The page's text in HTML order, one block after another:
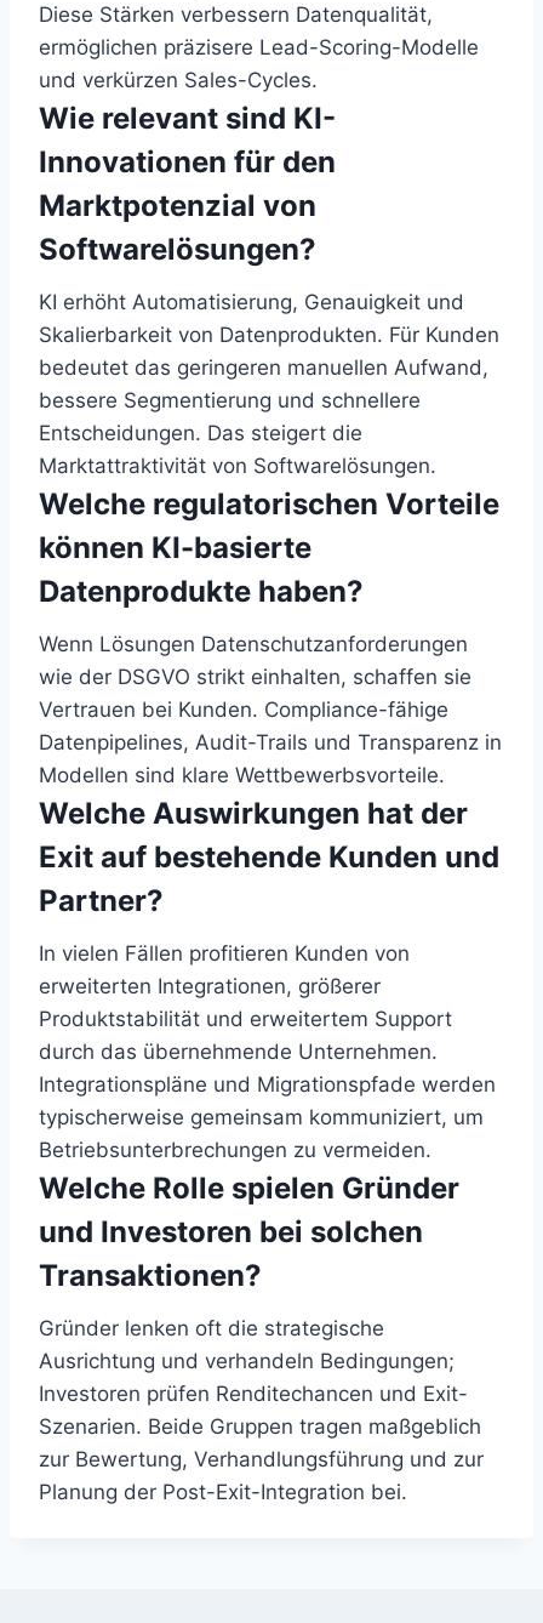
Diese Stärken verbessern Datenqualität,
ermöglichen präzisere Lead-Scoring-Modelle
und verkürzen Sales-Cycles.
Wie relevant sind KI-
Innovationen für den
Marktpotenzial von
Softwarelösungen?
KI erhöht Automatisierung, Genauigkeit und
Skalierbarkeit von Datenprodukten. Für Kunden
bedeutet das geringeren manuellen Aufwand,
bessere Segmentierung und schnellere
Entscheidungen. Das steigert die
Marktattraktivität von Softwarelösungen.
Welche regulatorischen Vorteile
können KI-basierte
Datenprodukte haben?
Wenn Lösungen Datenschutzanforderungen
wie der DSGVO strikt einhalten, schaffen sie
Vertrauen bei Kunden. Compliance-fähige
Datenpipelines, Audit-Trails und Transparenz in
Modellen sind klare Wettbewerbsvorteile.
Welche Auswirkungen hat der
Exit auf bestehende Kunden und
Partner?
In vielen Fällen profitieren Kunden von
erweiterten Integrationen, größerer
Produktstabilität und erweitertem Support
durch das übernehmende Unternehmen.
Integrationspläne und Migrationspfade werden
typischerweise gemeinsam kommuniziert, um
Betriebsunterbrechungen zu vermeiden.
Welche Rolle spielen Gründer
und Investoren bei solchen
Transaktionen?
Gründer lenken oft die strategische
Ausrichtung und verhandeln Bedingungen;
Investoren prüfen Renditechancen und Exit-
Szenarien. Beide Gruppen tragen maßgeblich
zur Bewertung, Verhandlungsführung und zur
Planung der Post-Exit-Integration bei.